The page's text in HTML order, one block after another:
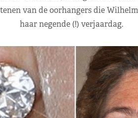
van de oorhangers die
haar negende (!) verjaardag.